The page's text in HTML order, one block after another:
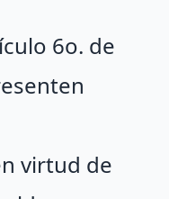
6o. de
virtud de